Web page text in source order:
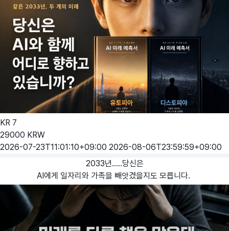
KR 7
29000 KRW
2026-07-23T11:01:10+09:00 2026-08-06T23:59:59+09:00
2033년.....당신은
AI에게 일자리와 가족을 빼앗겼을지도 모릅니다.